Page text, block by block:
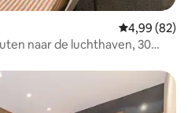
Gemiddelde
4,99 (82)
naar de luchthaven, 30